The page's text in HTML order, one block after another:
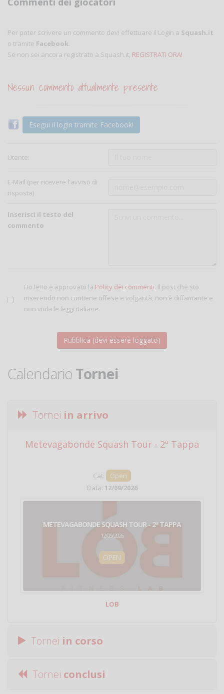
Per poter scrivere un commento devi effettuare il Login a Squash.it
o tramite Facebook
Se non sei ancora registrato a Squash.it, REGISTRATI ORA!
Nessun commento attualmente presente
Esegui il login tramite Facebook!
Utente:
E-Mail (per ricevere l'avviso di
risposta)
Inserisci il testo del
commento
Ho letto e approvato la Policy dei commenti . Il post che sto
inserendo non contiene offese e volgarità, non è diffamante e
non viola le leggi italiane.
Calendario Tornei
Tornei in arrivo
Metevagabonde Squash Tour - 2ª Tappa
Cat:
Open
Data: 12/09/2026
METEVAGABONDE SQUASH TOUR - 2ª TAPPA
12/09/2026
OPEN
LOB
Tornei in corso
Tornei conclusi